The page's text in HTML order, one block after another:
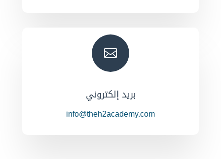

بريد إلكتروني
info@theh2academy.com